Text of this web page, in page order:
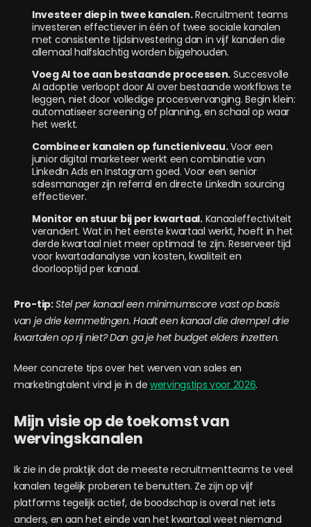
Investeer diep in twee kanalen.Recruitment teams
investeren effectiever in één of twee sociale kanalen
met consistente tijdsinvestering dan in vijf kanalen die
allemaal halfslachtig worden bijgehouden.
Voeg AI toe aan bestaande processen. Succesvolle
AI adoptie verloopt door AI over bestaande workflows te
leggen, niet door volledige procesvervanging. Begin klein:
automatiseer screening of planning, en schaal op waar
het werkt.
Combineer kanalen op functieniveau.Voor een
junior digital marketeer werkt een combinatie van
LinkedIn Ads en Instagram goed. Voor een senior
salesmanager zijn referral en directe LinkedIn sourcing
effectiever.
Monitor en stuur bij per kwartaal.Kanaaleffectiviteit
verandert. Wat in het eerste kwartaal werkt, hoeft in het
derde kwartaal niet meer optimaal te zijn. Reserveer tijd
voor kwartaalanalyse van kosten, kwaliteit en
doorlooptijd per kanaal.
Pro-tip:Stel per kanaal een minimumscore vast op basis
van je drie kernmetingen. Haalt een kanaal die drempel drie
kwartalen op rij niet? Dan ga je het budget elders inzetten.
Meer concrete tips over het werven van sales en
marketingtalent vind je in de wervingstips voor 2026.
Mijn visie op de toekomst van
wervingskanalen
Ik zie in de praktijk dat de meeste recruitmentteams te veel
kanalen tegelijk proberen te benutten. Ze zijn op vijf
platforms tegelijk actief, de boodschap is overal net iets
anders, en aan het einde van het kwartaal weet niemand